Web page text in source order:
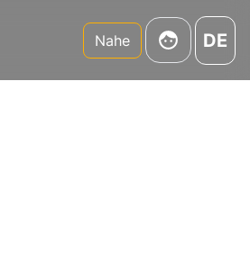
Nahe DE